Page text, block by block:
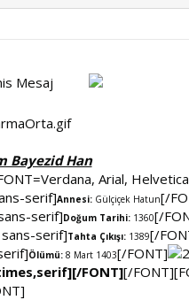
Mesaj
Bayezid Han
Arial,
serif]Annesi: Gülçiçek Hatun[/
serif]Doğum Tarihi: 1360[/
serif]Tahta Çıkışı: 1389[/
Ölümü:8 Mart 1403[/FONT]
FONT][/